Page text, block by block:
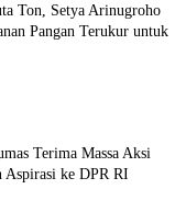
Ton, Setya Arinugroho
Pangan Terukur untuk
Terima Massa Aksi
Aspirasi ke DPR RI